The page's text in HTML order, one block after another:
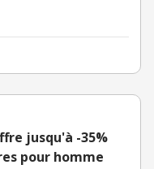
jusqu'à -35%
pour homme